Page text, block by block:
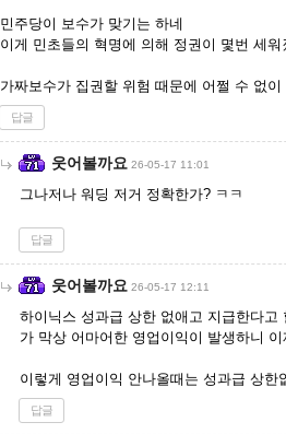
민주당이 보수가 맞기는 하네
이게 민초들의 혁명에 의해 정권이 몇번 세
가짜보수가 집권할 위험 때문에 어쩔 수 없
답글
웃어볼까요 26-05-17 11:01
그나저나 워딩 저거 정확한가? ㅋㅋ
답글
웃어볼까요 26-05-17 12:11
하이닉스 성과급 상한 없애고 지급한다
가 막상 어마어한 영업이익이 발생하니
이렇게 영업이익 안나올때는 성과급 상
답글